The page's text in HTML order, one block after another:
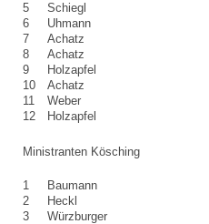
5
Schiegl
6
Uhmann
7
Achatz
8
Achatz
9
Holzapfel
10
Achatz
11
Weber
12
Holzapfel
Ministranten Kösching
1 Baumann
2
Heckl
3
Würzburger